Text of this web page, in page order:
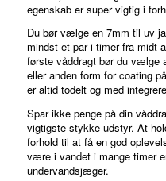
egenskab er super vigtig i
Du bør vælge en 7mm til uv
mindst et par i timer fra midt
første våddragt bør du vælge
eller anden form for coating
er altid todelt og med
Spar ikke penge på din
vigtigste stykke udstyr. At
forhold til at få en god
være i vandet i mange timer
undervandsjæger.